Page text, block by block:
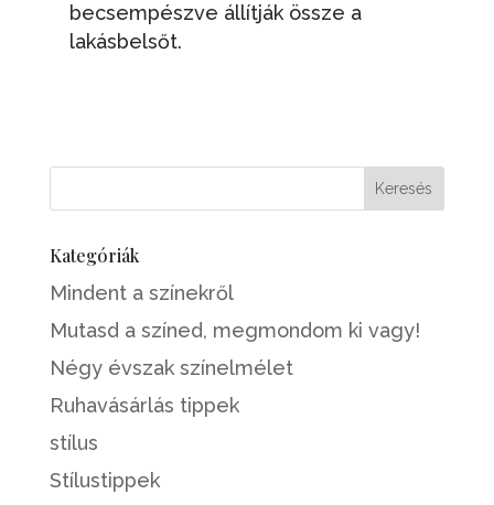
becsempészve állítják össze a
lakásbelsőt.
Kategóriák
Mindent a színekről
Mutasd a színed, megmondom ki vagy!
Négy évszak színelmélet
Ruhavásárlás tippek
stílus
Stílustippek